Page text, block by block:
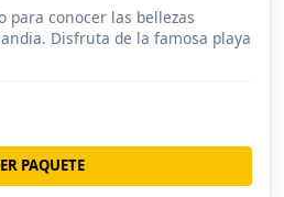
para conocer las bellezas
Disfruta de la famosa playa
PAQUETE